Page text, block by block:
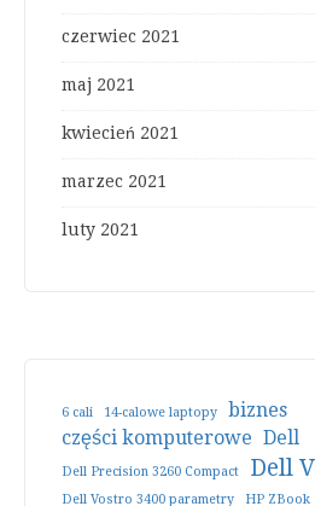
czerwiec 2021
maj 2021
kwiecień 2021
marzec 2021
luty 2021
6 cali 14-calowe laptopy
biznes
części komputerowe Dell
Dell Precision 3260 Compact Dell
Dell Vostro 3400 parametry HP ZBook